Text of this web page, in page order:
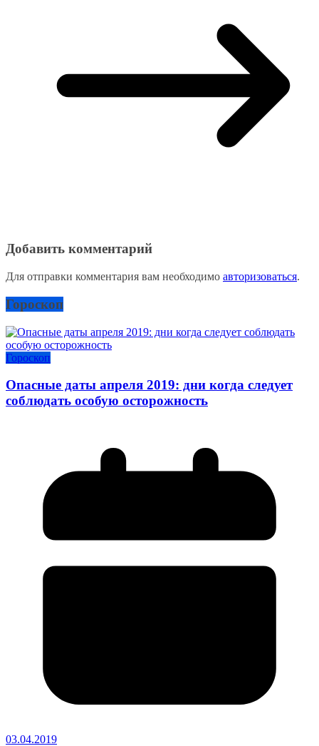
Добавить комментарий
Для отправки комментария вам необходимо авторизоваться.
Гороскоп
Гороскоп
Опасные даты апреля 2019: дни когда следует
соблюдать особую осторожность
03.04.2019